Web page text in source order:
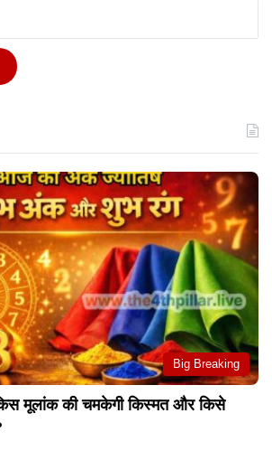
Big Breaking
मूलांक की चमकेगी किस्मत और किसे